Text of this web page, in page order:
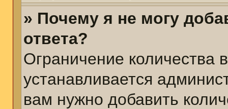
» Почему я не могу
ответа?
Ограничение количества
устанавливается
вам нужно добавить